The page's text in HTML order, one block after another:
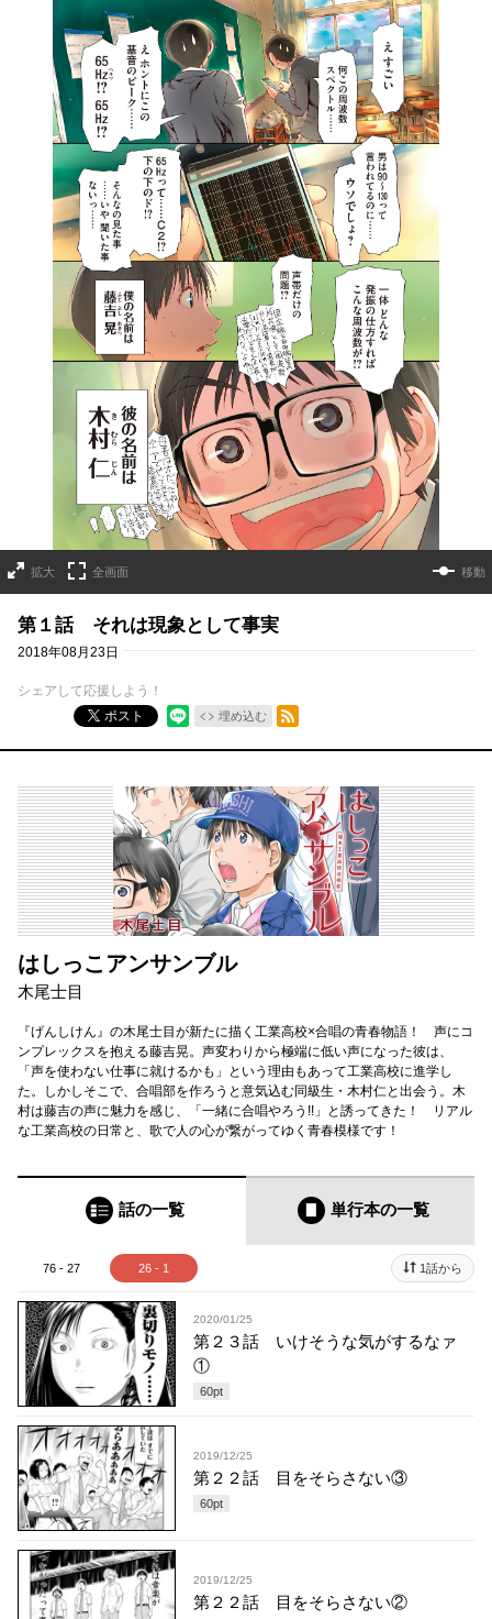
拡大 全画面 移動
第１話 それは現象として事実
2018年08月23日
シェアして応援しよう！
ポスト
埋め込む
RSSフィード
はしっこアンサンブル
木尾士目
『げんしけん』の木尾士目が新たに描く工業高校×合唱の青春物語！ 声にコ
ンプレックスを抱える藤吉晃。声変わりから極端に低い声になった彼は、
「声を使わない仕事に就けるかも」という理由もあって工業高校に進学し
た。しかしそこで、合唱部を作ろうと意気込む同級生・木村仁と出会う。木
村は藤吉の声に魅力を感じ、「一緒に合唱やろう!!」と誘ってきた！ リアル
な工業高校の日常と、歌で人の心が繋がってゆく青春模様です！
話の一覧 単行本の一覧
76 - 27 26 - 1 1話から
2020/01/25
第２３話 いけそうな気がするなァ
①
60pt
2019/12/25
第２２話 目をそらさない③
60pt
2019/12/25
第２２話 目をそらさない②